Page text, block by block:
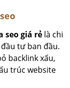
seo giá rẻ là chi
tư ban đầu.
backlink xấu,
trúc website